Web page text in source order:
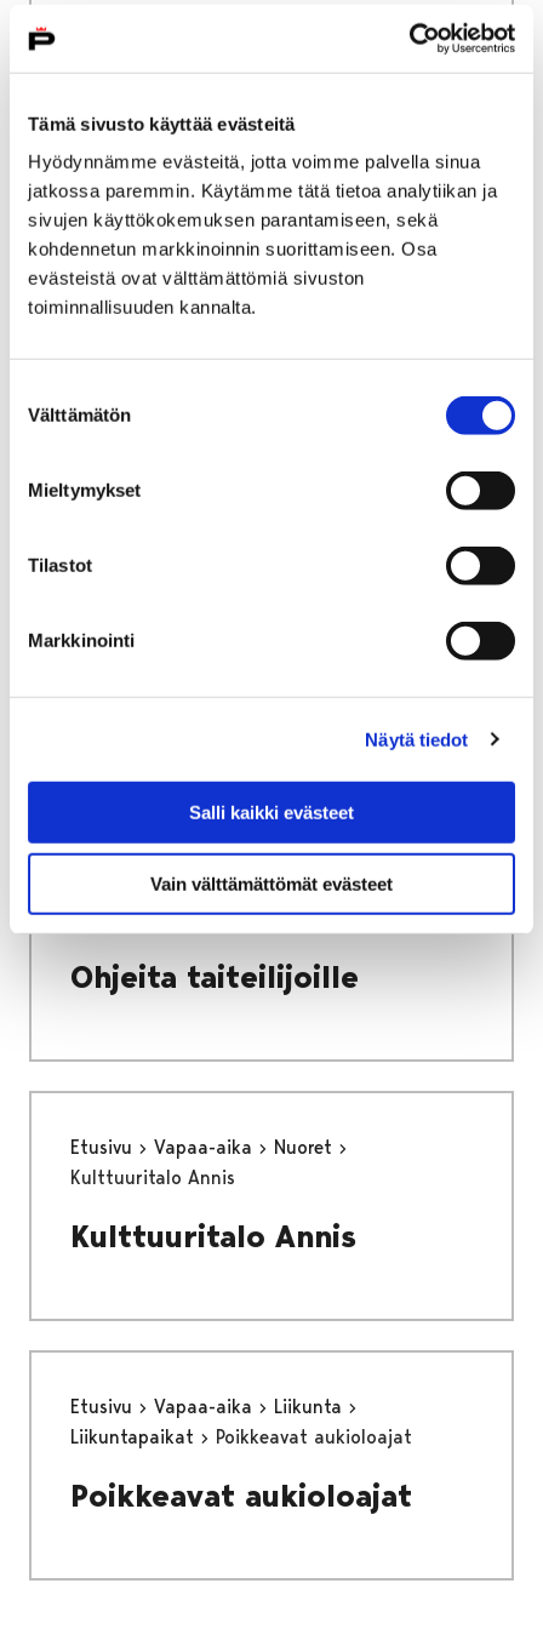
Tämä sivusto käyttää evästeitä
Hyödynnämme evästeitä, jotta voimme palvella sinua
jatkossa paremmin. Käytämme tätä tietoa analytiikan ja
sivujen käyttökokemuksen parantamiseen, sekä
kohdennetun markkinoinnin suorittamiseen. Osa
evästeistä ovat välttämättömiä sivuston
toiminnallisuuden kannalta.
valinta
Välttämätön
Mieltymykset
Tilastot
Markkinointi
Näytä tiedot
Salli kaikki evästeet
Vain välttämättömät evästeet
Porin väestökehitys
Porin väestökehitys
Etusivu Kaupunki ja hallinto
Ota yhteyttä
Kaupungin asiointipalvelut
Porin kaupungin asiakaspalvelu
Porin brändituotteet
Etusivu
Tulevat näyttelyt
Tulevat näyttelyt
Etusivu Vapaa-aika
Kulttuuri
Kulttuuritalo Annis
Avoin seinä -galleria
Ohjeita taiteilijoille
Ohjeita taiteilijoille
Etusivu Vapaa-aika
Nuoret
Kulttuuritalo Annis
Kulttuuritalo Annis
Etusivu Vapaa-aika
Liikunta
Liikuntapaikat
Poikkeavat aukioloajat
Poikkeavat aukioloajat